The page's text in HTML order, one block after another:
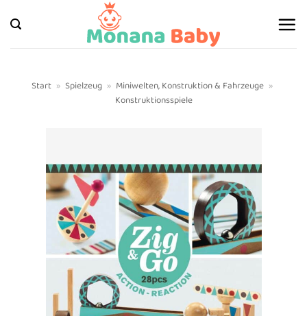
Inhalt
springen
Start » Spielzeug » Miniwelten, Konstruktion & Fahrzeuge »
Konstruktionsspiele